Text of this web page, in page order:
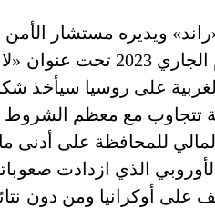
ويديره مستشار الأمن
زبينغيو بريجينسكي، تطرق في آخر
الغربية على روسيا سيأخذ
تتجاوب مع معظم الشروط
للمحافظة على أدنى
الذي ازدادت
على أوكرانيا ومن دون